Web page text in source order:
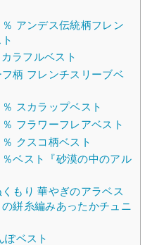
アンデス伝統柄フレン
ラフルベスト
柄 フレンチスリーブベ
スカラップベスト
フラワーフレアベスト
クスコ柄ベスト
ベスト『砂漠の中のアル
くもり 華やぎのアラベス
絣糸編みあったかチュニ
ぽベスト